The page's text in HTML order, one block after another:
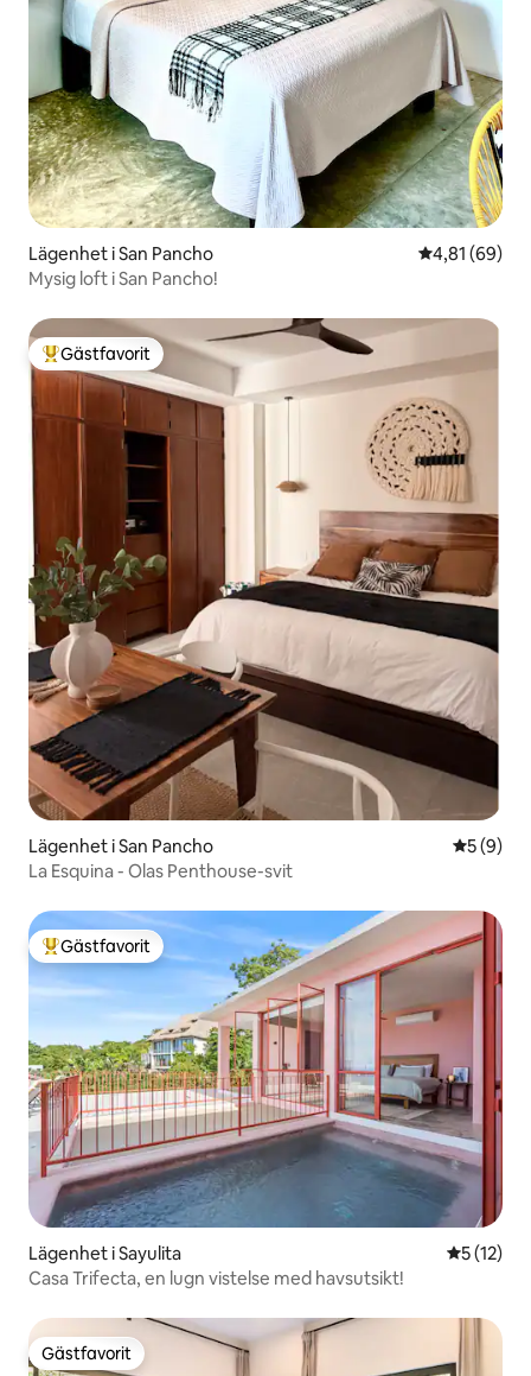
Lägenhet i San Pancho 4,81 av 5 i
4,81 (69)
Mysig loft i San Pancho!
Populär gästfavorit
Gästfavorit
Lägenhet i San Pancho 5 av 5 i
5 (9)
La Esquina - Olas Penthouse-svit
Populär gästfavorit
Gästfavorit
Lägenhet i Sayulita 5 av 5 i
5 (12)
Casa Trifecta, en lugn vistelse med havsutsikt!
Gästfavorit
Gästfavorit